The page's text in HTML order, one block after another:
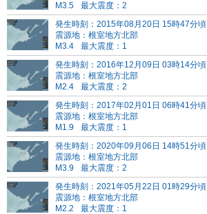
M3.5
最大震度：2
発生時刻：2015年08月20日 15時47分頃
震源地：根室地方北部
M3.4
最大震度：1
発生時刻：2016年12月09日 03時14分頃
震源地：根室地方北部
M2.4
最大震度：2
発生時刻：2017年02月01日 06時41分頃
震源地：根室地方北部
M1.9
最大震度：1
発生時刻：2020年09月06日 14時51分頃
震源地：根室地方北部
M3.9
最大震度：2
発生時刻：2021年05月22日 01時29分頃
震源地：根室地方北部
M2.2
最大震度：1